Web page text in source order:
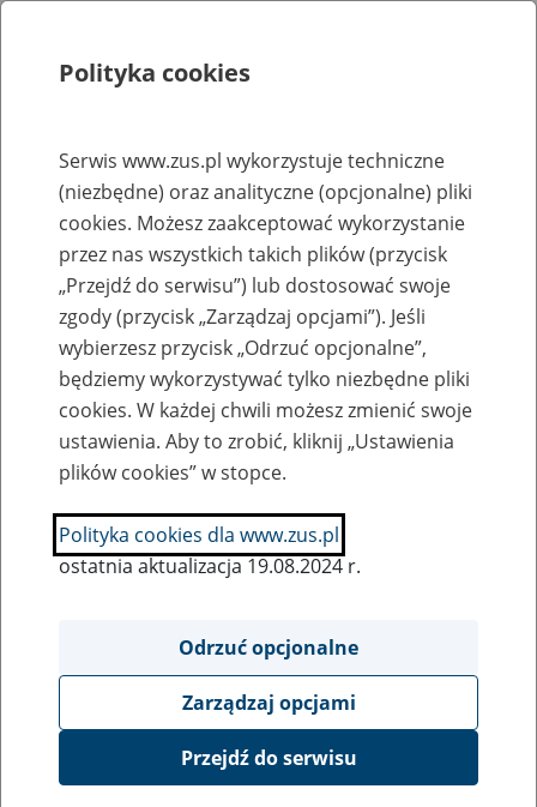
Rejestry, ewidencje i archiwa
Baza zlikwidowanych lub
przekształconych zakładów pracy
Nazwa zakładu pracy:
SZUKAJ
Ukryj wszystkie pozycje bazy
Dom i Styl SP. z o.o. - Bydgoszcz, ul.
Polityka cookies
Serwis www.zus.pl wykorzystuje techniczne
(niezbędne) oraz analityczne (opcjonalne) pliki
cookies. Możesz zaakceptować wykorzystanie
przez nas wszystkich takich plików (przycisk
„Przejdź do serwisu”) lub dostosować swoje
zgody (przycisk „Zarządzaj opcjami”). Jeśli
wybierzesz przycisk „Odrzuć opcjonalne”,
będziemy wykorzystywać tylko niezbędne pliki
cookies. W każdej chwili możesz zmienić swoje
ustawienia. Aby to zrobić, kliknij „Ustawienia
plików cookies” w stopce.
Polityka cookies dla www.zus.pl
ostatnia aktualizacja 19.08.2024 r.
Odrzuć opcjonalne
Zarządzaj opcjami
Przejdź do serwisu